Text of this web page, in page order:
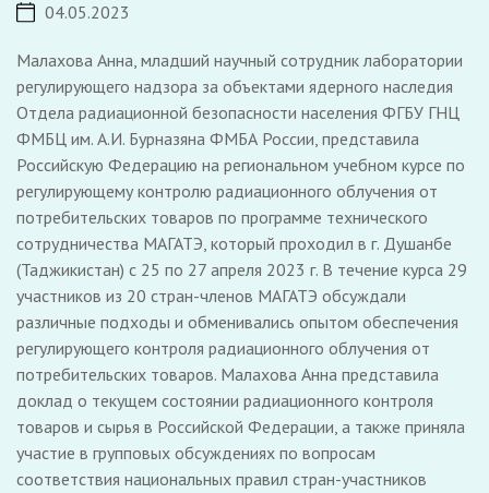
04.05.2023
Малахова Анна, младший научный сотрудник лаборатории
регулирующего надзора за объектами ядерного наследия
Отдела радиационной безопасности населения ФГБУ ГНЦ
ФМБЦ им. А.И. Бурназяна ФМБА России, представила
Российскую Федерацию на региональном учебном курсе по
регулирующему контролю радиационного облучения от
потребительских товаров по программе технического
сотрудничества МАГАТЭ, который проходил в г. Душанбе
(Таджикистан) с 25 по 27 апреля 2023 г. В течение курса 29
участников из 20 стран-членов МАГАТЭ обсуждали
различные подходы и обменивались опытом обеспечения
регулирующего контроля радиационного облучения от
потребительских товаров. Малахова Анна представила
доклад о текущем состоянии радиационного контроля
товаров и сырья в Российской Федерации, а также приняла
участие в групповых обсуждениях по вопросам
соответствия национальных правил стран-участников